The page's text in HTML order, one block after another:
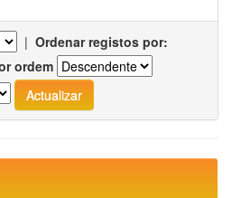
| Ordenar registos por:
ordem